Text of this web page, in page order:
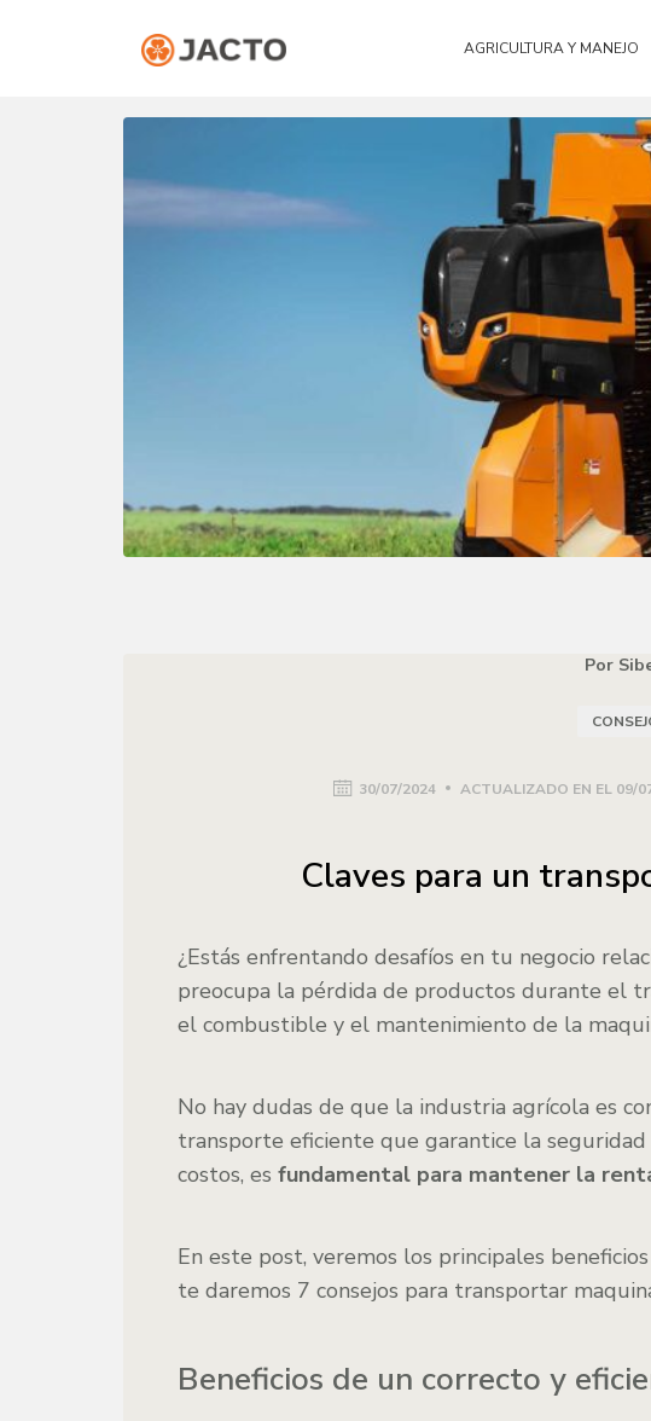
AGRICULTURA Y MANEJO
Por
30/07/2024 ACTUALIZADO EN EL 09/
Claves para un
¿Estás enfrentando desafíos en tu negocio
preocupa la pérdida de productos durante el
el combustible y el mantenimiento de la
No hay dudas de que la industria agrícola es
transporte eficiente que garantice la
costos, es fundamental para mantener la
En este post, veremos los principales
te daremos 7 consejos para transportar
Beneficios de un correcto y